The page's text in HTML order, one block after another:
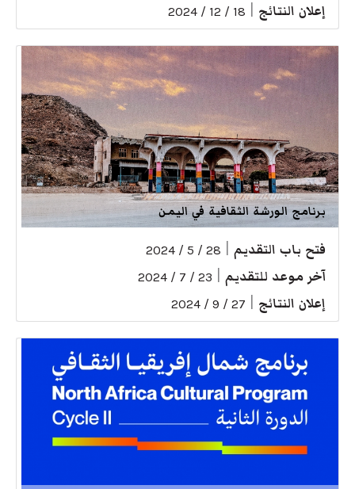
إعلان النتائج 18 / 12 / 2024
برنامج الورشة الثقافية في اليمن
فتح باب التقديم 28 / 5 / 2024
آخر موعد للتقديم 23 / 7 / 2024
إعلان النتائج 27 / 9 / 2024